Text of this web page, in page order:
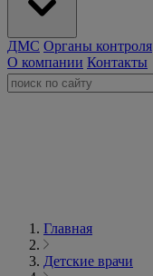
ДМС Органы контроля
О компании Контакты
Главная
Детские врачи